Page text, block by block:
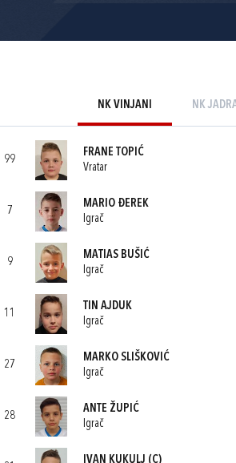
NK VINJANI NK
99
FRANE TOPIĆ
Vratar
7
MARIO ĐEREK
Igrač
9
MATIAS BUŠIĆ
Igrač
11
TIN AJDUK
Igrač
27
MARKO SLIŠKOVIĆ
Igrač
28
ANTE ŽUPIĆ
Igrač
IVAN KUKULJ (C)